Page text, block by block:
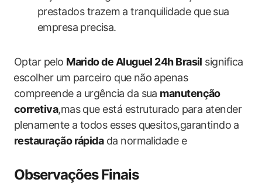
prestados ‍trazem ⁢a tranquilidade que sua‌
empresa ⁤precisa.
Optar pelo Marido de ​Aluguel 24h Brasil significa
⁤escolher um‌ parceiro que não⁢ apenas
compreende a urgência ‍da sua‍ manutenção ​
corretiva,mas que está estruturado ⁢para ‌atender
plenamente a‌ todos esses quesitos,garantindo ⁤a
restauração ‌rápida‍da normalidade e
Observações ⁤Finais